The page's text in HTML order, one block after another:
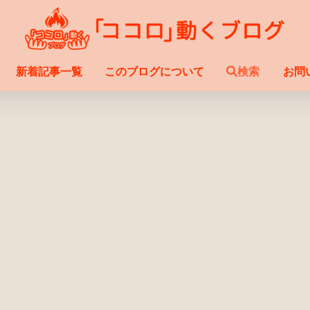
新着記事一覧 このブログについて 検索 お問